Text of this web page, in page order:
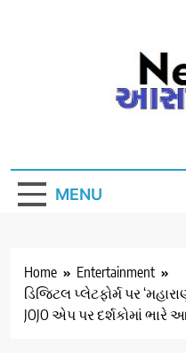
MENU
Home
Entertainment
ડિજિટલ પ્લેટફોર્મ પર
JOJO એપ પર દર્શકોમાં ભારે